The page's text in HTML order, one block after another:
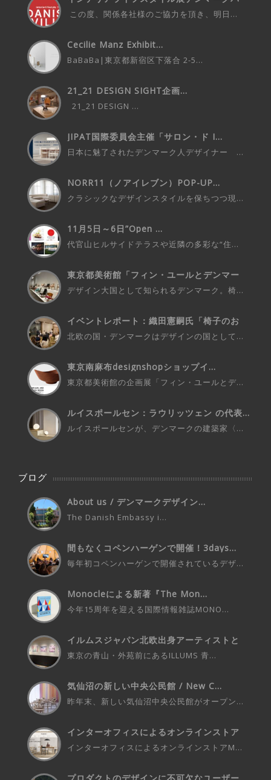
この度、関係各社様のご協力を頂き、明日...
Cecilie Manz Exhibit...
BaBaBa|東京都新宿区下落合 2-5...
21_21 DESIGN SIGHT企画...
21_21 DESIGN ...
JIPAT国際委員会主催「サロン・ド I...
日本に魅了されたデンマーク人デザイナー ...
NORR11（ノアイレブン）POP-UP...
クラシックなデザインスタイルを保ちつつ現...
11月5日～6日”Open ...
代官山ヒルサイドテラスや近隣の多彩な“住...
東京都美術館「フィン・ユールとデンマー
デザイン大国として知られるデンマーク。椅...
イベントレポート：織田憲嗣氏「椅子のお
北欧の国・デンマークはデザインの国として...
東京南麻布designshopショップイ...
東京都美術館の企画展「フィン・ユールとデ...
ルイスポールセン：ラウリッツェン の代表...
ルイスポールセンが、デンマークの建築家〈...
ブログ
About us / デンマークデザイン...
The Danish Embassy i...
間もなくコペンハーゲンで開催！3days...
毎年初コペンハーゲンで開催されているデザ...
Monocleによる新著『The Mon...
今年15周年を迎える国際情報雑誌MONO...
イルムスジャパン北欧出身アーティストと
東京の青山・外苑前にあるILLUMS 青...
気仙沼の新しい中央公民館 / New C...
昨年末、新しい気仙沼中央公民館がオープン...
インターオフィスによるオンラインストア
インターオフィスによるオンラインストアM...
プロダクトのデザインに不可欠なユーザー